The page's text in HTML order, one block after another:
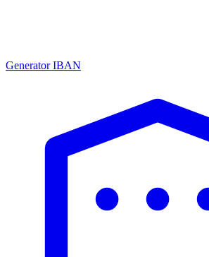
Generator IBAN